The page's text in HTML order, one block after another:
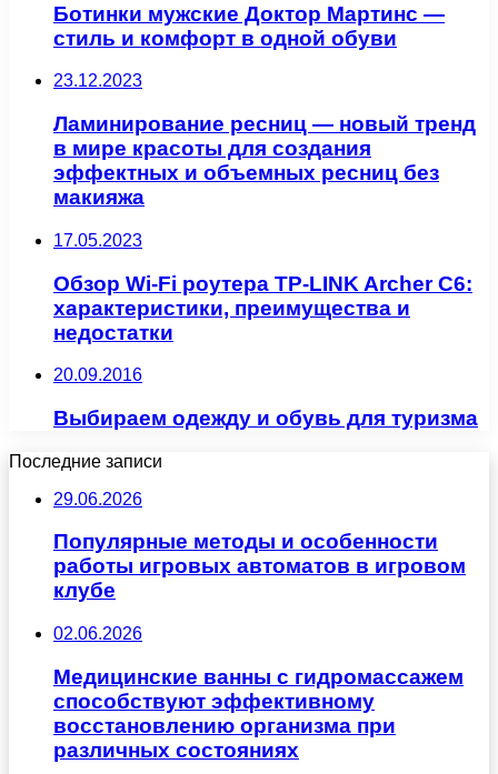
Ботинки мужские Доктор Мартинс —
стиль и комфорт в одной обуви
23.12.2023
Ламинирование ресниц — новый тренд
в мире красоты для создания
эффектных и объемных ресниц без
макияжа
17.05.2023
Обзор Wi-Fi роутера TP-LINK Archer C6:
характеристики, преимущества и
недостатки
20.09.2016
Выбираем одежду и обувь для туризма
Последние записи
29.06.2026
Популярные методы и особенности
работы игровых автоматов в игровом
клубе
02.06.2026
Медицинские ванны с гидромассажем
способствуют эффективному
восстановлению организма при
различных состояниях